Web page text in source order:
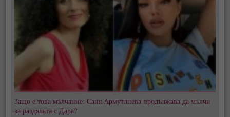
Защо е това мълчание: Саня Армутлиева продължава да мълчи
за раздялата с Дара?